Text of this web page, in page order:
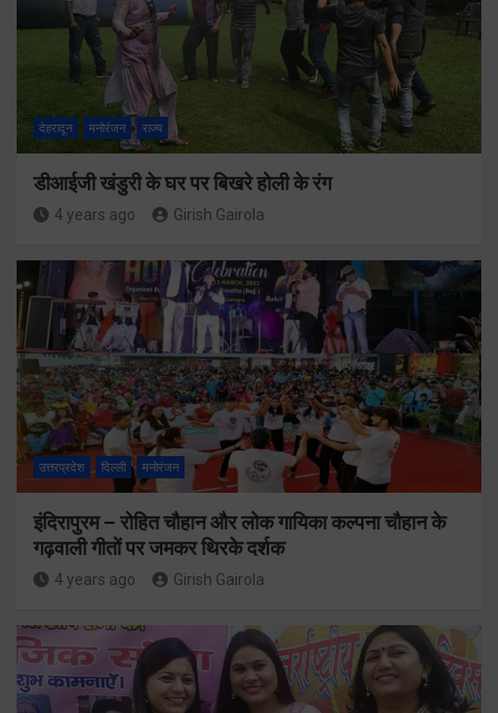
देहरादून मनोरंजन राज्य
डीआईजी खंडुरी के घर पर बिखरे होली के रंग
4 years ago Girish Gairola
उत्तरप्रदेश दिल्ली मनोरंजन
इंदिरापुरम – रोहित चौहान और लोक गायिका कल्पना चौहान के
गढ़वाली गीतों पर जमकर थिरके दर्शक
4 years ago Girish Gairola